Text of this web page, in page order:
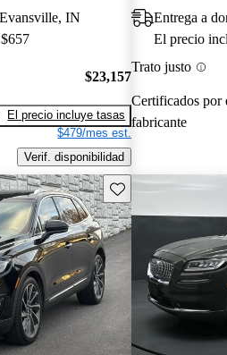
IN
$23,157
El precio incluye tasas
$479/mes est.
Verif. disponibilidad
Entrega a
El precio
Trato justo
Certificados por
fabricante
Guarda este Aviso